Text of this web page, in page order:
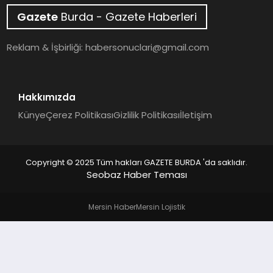
SAĞLIK
DÜNYA
Gazete Burda - Gazete Haberleri
Reklam & İşbirliği:habersonuclari@gmail.com
Hakkımızda
KünyeÇerez PolitikasıGizlilik Politikasıİletişim
Copyright © 2025 Tüm hakları GAZETE BURDA 'da saklıdır.
Seobaz Haber Teması
Mersin HaberMersin Lojistik